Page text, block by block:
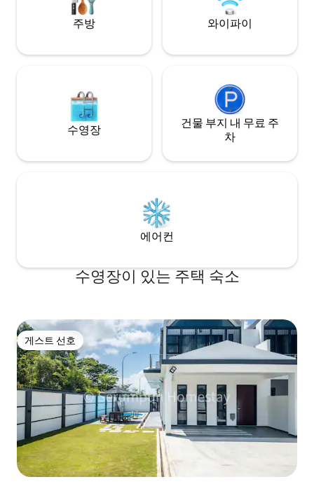
주방 와이파이
수영장
건물 부지 내 무료 주
차
에어컨
수영장이 있는 주택 숙소
게스트 선호
게스트 선호